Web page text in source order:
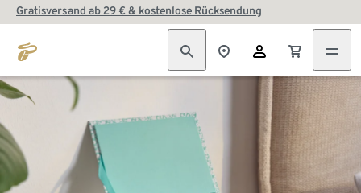
Gratisversand ab 29 € & kostenlose Rücksendung